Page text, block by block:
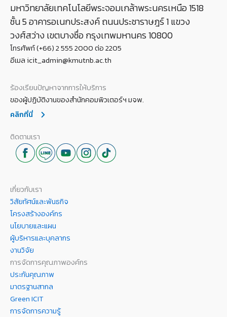
มหาวิทยาลัยเทคโนโลยีพระจอมเกล้าพระนครเหนือ 1518
ชั้น 5 อาคารอเนกประสงค์ ถนนประชาราษฎร์ 1 แขวง
วงศ์สว่าง เขตบางซื่อ กรุงเทพมหานคร 10800
โทรศัพท์ (+66) 2 555 2000 ต่อ 2205
อีเมล icit_admin@kmutnb.ac.th
ร้องเรียนปัญหาจากการให้บริการ
ของผู้ปฏิบัติงานของสำนักคอมพิวเตอร์ฯ มจพ.
คลิกที่นี่
ติดตามเรา
เกี่ยวกับเรา
วิสัยทัศน์และพันธกิจ
โครงสร้างองค์กร
นโยบายและแผน
ผู้บริหารและบุคลากร
งานวิจัย
การจัดการคุณภาพองค์กร
ประกันคุณภาพ
มาตรฐานสากล
Green ICIT
การจัดการความรู้